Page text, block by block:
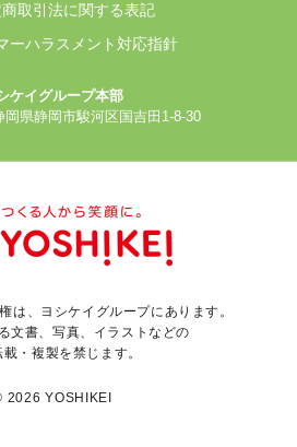
取引法に関する表記
ーハラスメント対応指針
ケイグループ本部
県静岡市駿河区国吉田1-8-30
は、ヨシケイグループにあります。
文書、写真、イラストなどの
・複製を禁じます。
2026 YOSHIKEI